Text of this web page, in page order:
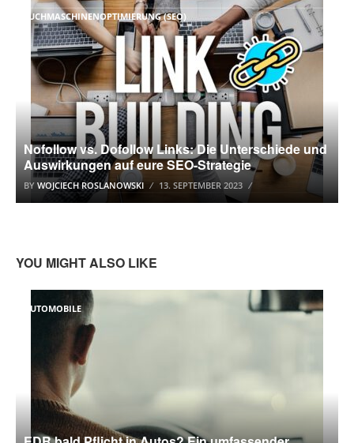
SUCHMASCHINENOPTIMIERUNG (SEO)
Nofollow vs. Dofollow Links: Die Unterschiede und
Auswirkungen auf eure SEO-Strategie
BY WOJCIECH ROSLANOWSKI 13. SEPTEMBER 2023
YOU MIGHT ALSO LIKE
AUTOMOBILE